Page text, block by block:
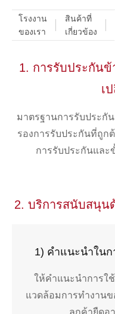
โรงงาน
ของเรา
สินค้าที่
เกี่ยวข้อง
1. การรับประกัน
เ
มาตรฐานการรับประกั
รองการรับประกันที่ถูก
การรับประกันและ
2. บริการสนับสนุน
1) คำแนะนำใน
ให้คำแนะนำการใ
แวดล้อมการทำงานข